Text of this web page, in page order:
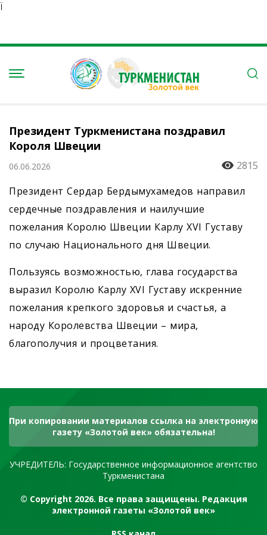
Ï
Президент Туркменистана поздравил
Короля Швеции
06.06.2026
2815
Президент Сердар Бердымухамедов направил
сердечные поздравления и наилучшие
пожелания Королю Швеции Карлу XVI Густаву
по случаю Национального дня Швеции.
Пользуясь возможностью, глава государства
выразил Королю Карлу XVI Густаву искренние
пожелания крепкого здоровья и счастья, а
народу Королевства Швеции – мира,
благополучия и процветания.
При копировании материалов ссылка на электронную
газету «Золотой век» обязательна!
УЧРЕДИТЕЛЬ: Государственное информационное агентство
Туркменистана
© Copyright 2026. Все права защищены. Редакция
электронной газеты «Золотой век»